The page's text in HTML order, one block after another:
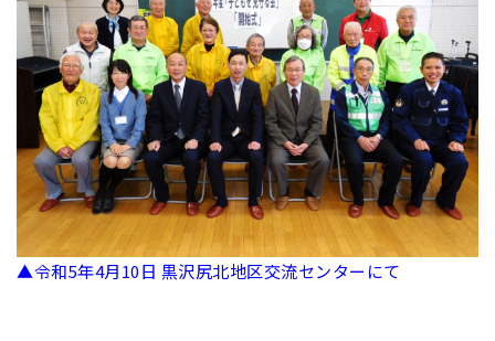
▲令和5年4月10日 黒沢尻北地区交流センターにて